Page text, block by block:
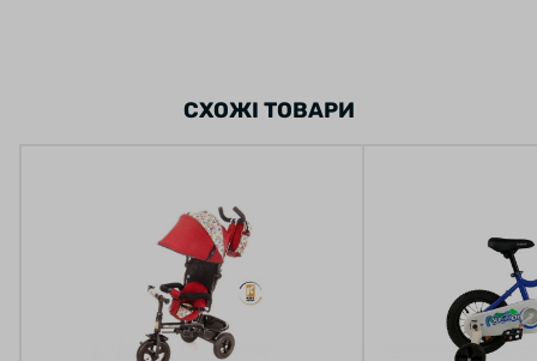
культуру здорового образа жизни и
активного отдыха на природе?
СХОЖІ ТОВАРИ